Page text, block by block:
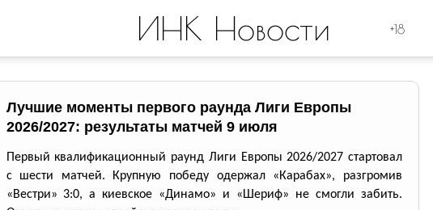
ИНК Новости +18
Лучшие моменты первого раунда Лиги Европы
2026/2027: результаты матчей 9 июля
Первый квалификационный раунд Лиги Европы 2026/2027 стартовал
с шести матчей. Крупную победу одержал «Карабах», разгромив
«Вестри» 3:0, а киевское «Динамо» и «Шериф» не смогли забить.